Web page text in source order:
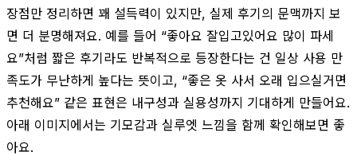
장점만 정리하면 꽤 설득력이 있지만, 실제 후기의 문맥까지 보
면 더 분명해져요. 예를 들어 “좋아요 잘입고있어요 많이 파세
요”처럼 짧은 후기라도 반복적으로 등장한다는 건 일상 사용 만
족도가 무난하게 높다는 뜻이고, “좋은 옷 사서 오래 입으실거면
추천해요” 같은 표현은 내구성과 실용성까지 기대하게 만들어요.
아래 이미지에서는 기모감과 실루엣 느낌을 함께 확인해보면 좋
아요.